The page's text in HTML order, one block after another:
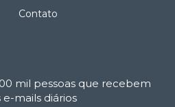
Contato
mil pessoas que recebem
e-mails diários